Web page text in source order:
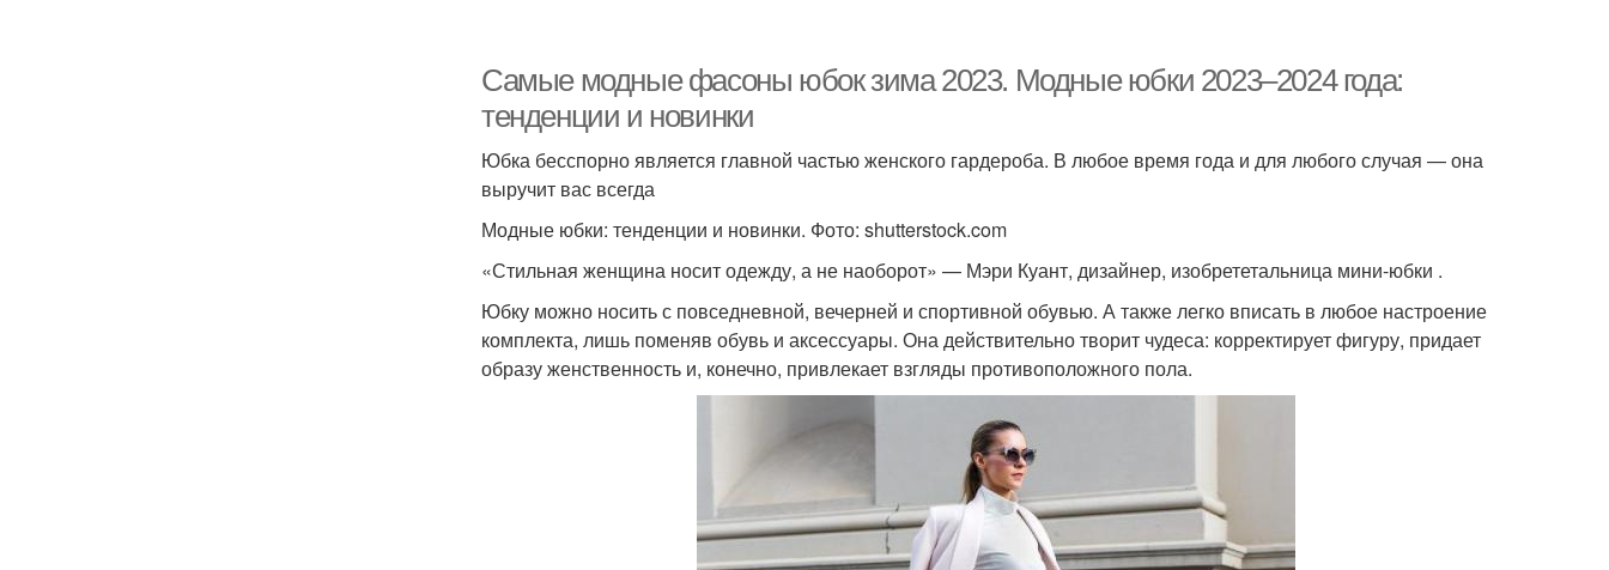
Самые модные фасоны юбок зима 2023. Модные юбки 2023–2024 года:
тенденции и новинки
Юбка бесспорно является главной частью женского гардероба. В любое время года и для любого случая — она
выручит вас всегда
Модные юбки: тенденции и новинки. Фото: shutterstock.com
«Стильная женщина носит одежду, а не наоборот» — Мэри Куант, дизайнер, изобрететальница мини-юбки .
Юбку можно носить с повседневной, вечерней и спортивной обувью. А также легко вписать в любое настроение
комплекта, лишь поменяв обувь и аксессуары. Она действительно творит чудеса: корректирует фигуру, придает
образу женственность и, конечно, привлекает взгляды противоположного пола.